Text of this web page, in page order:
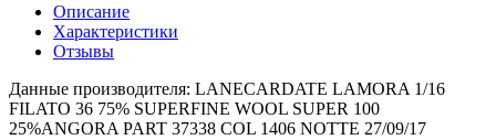
Описание
Характеристики
Отзывы
Данные производителя: LANECARDATE LAMORA 1/16
FILATO 36 75% SUPERFINE WOOL SUPER 100
25%ANGORA PART 37338 COL 1406 NOTTE 27/09/17